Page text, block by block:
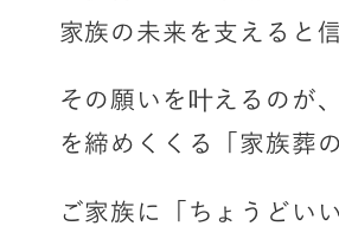
家族の未来を支えると
その願いを叶えるのが、
を締めくくる「家族葬
ご家族に「ちょうどい